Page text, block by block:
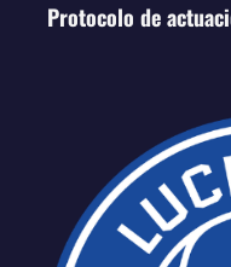
Protocolo de